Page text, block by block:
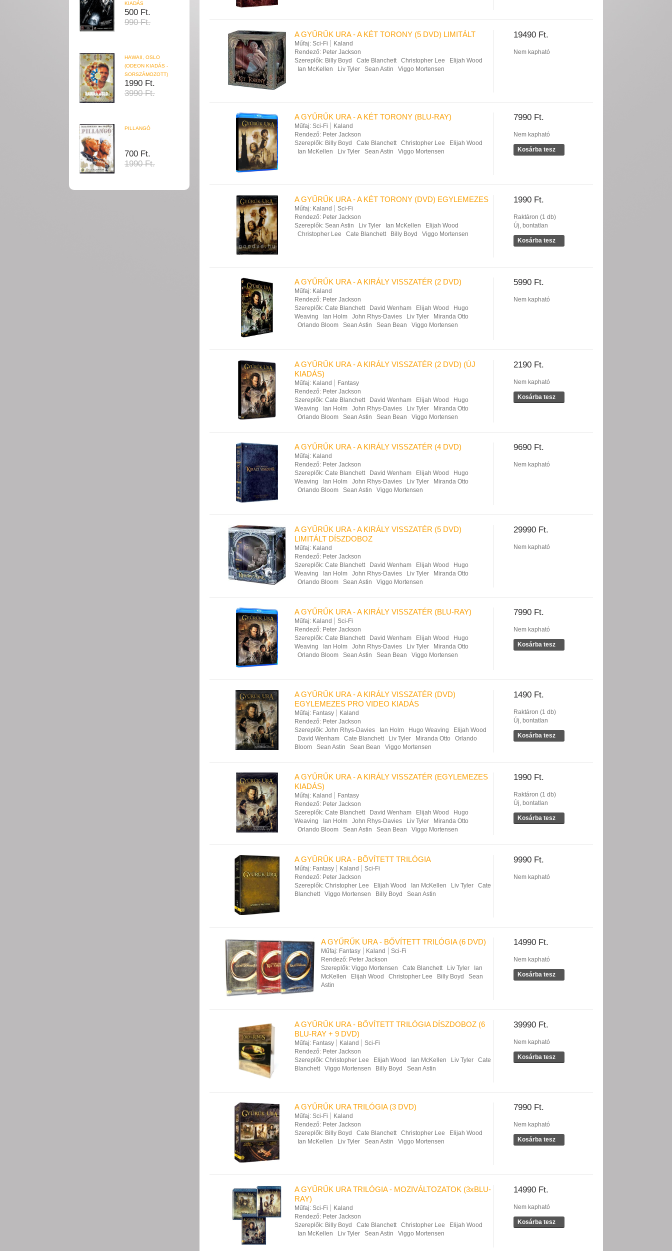
KIADÁS
500 Ft.
990 Ft.
HAWAII, OSLO
(ODEON KIADÁS -
SORSZÁMOZOTT)
1990 Ft.
3990 Ft.
PILLANGÓ
700 Ft.
1990 Ft.
19490 Ft.
Nem kapható
A GYŰRŰK URA - A KÉT TORONY (5 DVD) LIMITÁLT
Műfaj: Sci-Fi
Kaland
Rendező: Peter Jackson
Szereplők: Billy Boyd Cate Blanchett Christopher Lee
Elijah Wood
Ian McKellen
Liv Tyler Sean Astin Viggo Mortensen
7990 Ft.
Nem kapható
Kosárba tesz
A GYŰRŰK URA - A KÉT TORONY (BLU-RAY)
Műfaj: Sci-Fi
Kaland
Rendező: Peter Jackson
Szereplők: Billy Boyd Cate Blanchett Christopher Lee
Elijah Wood
Ian McKellen
Liv Tyler Sean Astin Viggo Mortensen
1990 Ft.
Raktáron (1 db)
Új, bontatlan
Kosárba tesz
A GYŰRŰK URA - A KÉT TORONY (DVD) EGYLEMEZES
Műfaj: Kaland
Sci-Fi
Rendező: Peter Jackson
Szereplők: Sean Astin Liv Tyler Ian McKellen
Elijah Wood
Christopher Lee
Cate Blanchett Billy Boyd Viggo Mortensen
5990 Ft.
Nem kapható
A GYŰRŰK URA - A KIRÁLY VISSZATÉR (2 DVD)
Műfaj: Kaland
Rendező: Peter Jackson
Szereplők: Cate Blanchett David Wenham Elijah Wood
Hugo
Weaving
Ian Holm John Rhys-Davies Liv Tyler
Miranda Otto
Orlando Bloom
Sean Astin Sean Bean Viggo Mortensen
2190 Ft.
Nem kapható
Kosárba tesz
A GYŰRŰK URA - A KIRÁLY VISSZATÉR (2 DVD) (ÚJ
KIADÁS)
Műfaj: Kaland
Fantasy
Rendező: Peter Jackson
Szereplők: Cate Blanchett David Wenham Elijah Wood
Hugo
Weaving
Ian Holm John Rhys-Davies Liv Tyler
Miranda Otto
Orlando Bloom
Sean Astin Sean Bean Viggo Mortensen
9690 Ft.
Nem kapható
A GYŰRŰK URA - A KIRÁLY VISSZATÉR (4 DVD)
Műfaj: Kaland
Rendező: Peter Jackson
Szereplők: Cate Blanchett David Wenham Elijah Wood
Hugo
Weaving
Ian Holm John Rhys-Davies Liv Tyler
Miranda Otto
Orlando Bloom
Sean Astin Viggo Mortensen
29990 Ft.
Nem kapható
A GYŰRŰK URA - A KIRÁLY VISSZATÉR (5 DVD)
LIMITÁLT DÍSZDOBOZ
Műfaj: Kaland
Rendező: Peter Jackson
Szereplők: Cate Blanchett David Wenham Elijah Wood
Hugo
Weaving
Ian Holm John Rhys-Davies Liv Tyler
Miranda Otto
Orlando Bloom
Sean Astin Viggo Mortensen
7990 Ft.
Nem kapható
Kosárba tesz
A GYŰRŰK URA - A KIRÁLY VISSZATÉR (BLU-RAY)
Műfaj: Kaland
Sci-Fi
Rendező: Peter Jackson
Szereplők: Cate Blanchett David Wenham Elijah Wood
Hugo
Weaving
Ian Holm John Rhys-Davies Liv Tyler
Miranda Otto
Orlando Bloom
Sean Astin Sean Bean Viggo Mortensen
1490 Ft.
Raktáron (1 db)
Új, bontatlan
Kosárba tesz
A GYŰRŰK URA - A KIRÁLY VISSZATÉR (DVD)
EGYLEMEZES PRO VIDEO KIADÁS
Műfaj: Fantasy
Kaland
Rendező: Peter Jackson
Szereplők: John Rhys-Davies Ian Holm Hugo Weaving
Elijah Wood
David Wenham
Cate Blanchett Liv Tyler Miranda Otto
Orlando
Bloom
Sean Astin Sean Bean Viggo Mortensen
1990 Ft.
Raktáron (1 db)
Új, bontatlan
Kosárba tesz
A GYŰRŰK URA - A KIRÁLY VISSZATÉR (EGYLEMEZES
KIADÁS)
Műfaj: Kaland
Fantasy
Rendező: Peter Jackson
Szereplők: Cate Blanchett David Wenham Elijah Wood
Hugo
Weaving
Ian Holm John Rhys-Davies Liv Tyler
Miranda Otto
Orlando Bloom
Sean Astin Sean Bean Viggo Mortensen
9990 Ft.
Nem kapható
A GYÛRÛK URA - BÕVÍTETT TRILÓGIA
Műfaj: Fantasy Kaland
Sci-Fi
Rendező: Peter Jackson
Szereplők: Christopher Lee Elijah Wood Ian McKellen Liv Tyler
Cate
Blanchett
Viggo Mortensen Billy Boyd Sean Astin
14990 Ft.
Nem kapható
Kosárba tesz
A GYŰRŰK URA - BŐVÍTETT TRILÓGIA (6 DVD)
Műfaj: Fantasy Kaland
Sci-Fi
Rendező: Peter Jackson
Szereplők:Viggo Mortensen Cate Blanchett Liv Tyler
Ian
McKellen
Elijah Wood Christopher Lee Billy Boyd
Sean
Astin
39990 Ft.
Nem kapható
Kosárba tesz
A GYŰRŰK URA - BŐVÍTETT TRILÓGIA DÍSZDOBOZ (6
BLU-RAY + 9 DVD)
Műfaj: Fantasy Kaland
Sci-Fi
Rendező: Peter Jackson
Szereplők: Christopher Lee Elijah Wood Ian McKellen Liv Tyler
Cate
Blanchett
Viggo Mortensen Billy Boyd Sean Astin
7990 Ft.
Nem kapható
Kosárba tesz
A GYŰRŰK URA TRILÓGIA (3 DVD)
Műfaj: Sci-Fi
Kaland
Rendező: Peter Jackson
Szereplők: Billy Boyd Cate Blanchett Christopher Lee
Elijah Wood
Ian McKellen
Liv Tyler Sean Astin Viggo Mortensen
14990 Ft.
Nem kapható
Kosárba tesz
A GYŰRŰK URA TRILÓGIA - MOZIVÁLTOZATOK (3xBLU-
RAY)
Műfaj: Sci-Fi
Kaland
Rendező: Peter Jackson
Szereplők: Billy Boyd Cate Blanchett Christopher Lee
Elijah Wood
Ian McKellen
Liv Tyler Sean Astin Viggo Mortensen